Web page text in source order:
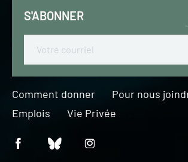
S'ABONNER
Email
Comment donner Pour nous
Emplois
Vie Privée